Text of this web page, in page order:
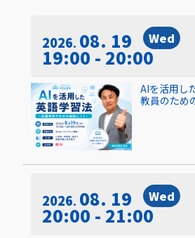
2026 08. 19 Wed
19:00 - 20:00
AIを活用し
教員のため
2026 08. 19 Wed
20:00 - 21:00